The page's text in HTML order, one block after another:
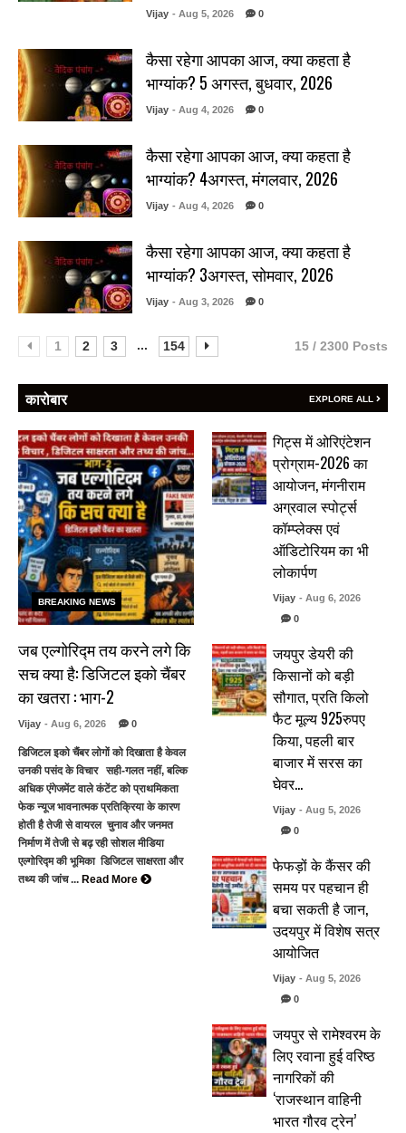
Vijay - Aug 5, 2026 0
कैसा रहेगा आपका आज, क्या कहता है
भाग्यांक? 5 अगस्त, बुधवार, 2026
Vijay - Aug 4, 2026 0
कैसा रहेगा आपका आज, क्या कहता है
भाग्यांक? 4अगस्त, मंगलवार, 2026
Vijay - Aug 4, 2026 0
कैसा रहेगा आपका आज, क्या कहता है
भाग्यांक? 3अगस्त, सोमवार, 2026
Vijay - Aug 3, 2026 0
1 2 3 ... 154 15 / 2300 Posts
कारोबार EXPLORE ALL
BREAKING NEWS
जब एल्गोरिद्म तय करने लगे कि
सच क्या है: डिजिटल इको चैंबर
का खतरा : भाग-2
Vijay - Aug 6, 2026 0
डिजिटल इको चैंबर लोगों को दिखाता है केवल
उनकी पसंद के विचार सही-गलत नहीं, बल्कि
अधिक एंगेजमेंट वाले कंटेंट को प्राथमिकता
फेक न्यूज भावनात्मक प्रतिक्रिया के कारण
होती है तेजी से वायरल चुनाव और जनमत
निर्माण में तेजी से बढ़ रही सोशल मीडिया
एल्गोरिद्म की भूमिका डिजिटल साक्षरता और
तथ्य की जांच ... Read More
गिट्स में ओरिएंटेशन
प्रोग्राम-2026 का
आयोजन, मंगनीराम
अग्रवाल स्पोर्ट्स
कॉम्प्लेक्स एवं
ऑडिटोरियम का भी
लोकार्पण
Vijay - Aug 6, 2026
0
जयपुर डेयरी की
किसानों को बड़ी
सौगात, प्रति किलो
फैट मूल्य 925रुपए
किया, पहली बार
बाजार में सरस का
घेवर…
Vijay - Aug 5, 2026
0
फेफड़ों के कैंसर की
समय पर पहचान ही
बचा सकती है जान,
उदयपुर में विशेष सत्र
आयोजित
Vijay - Aug 5, 2026
0
जयपुर से रामेश्वरम के
लिए रवाना हुई वरिष्ठ
नागरिकों की
‘राजस्थान वाहिनी
भारत गौरव ट्रेन’